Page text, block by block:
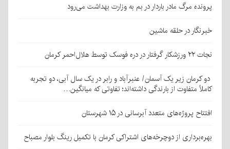
پرونده مرگ مادر باردار در بم به وزارت بهداشت می‌رود
خبرنگار در حلقه ماشین
نجات ۲۲ ورزشکار گرفتار در دره فوسک توسط هلال‌احمر کرمان
دو کرمان زیر یک آسمان/ عنبرآباد و رابر در یک سال آبی، دو تجربه
کاملاً متفاوت از بارندگی داشته‌اند؛ تفاوتی که میانگین…
افتتاح پروژه‌های متعدد آبرسانی در ۱۵ شهرستان
بهره‌برداری از دوچرخه‌های اشتراکی کرمان با تکمیل رینگ بلوار مصباح